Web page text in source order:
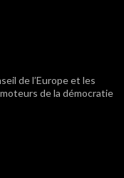
de l’Europe et les
de la démocratie